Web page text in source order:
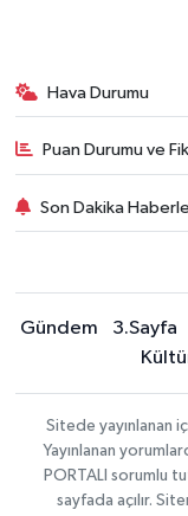
Hava Durumu
Puan Durumu ve
Son Dakika
Gündem 3.Sayfa
Sitede yayınlanan
Yayınlanan
PORTALI sorumlu
sayfada açılır.